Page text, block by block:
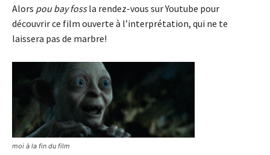
Alors pou bay fossla rendez-vous sur Youtube pour
découvrir ce film ouverte à l’interprétation, qui ne te
laissera pas de marbre!
moi à la fin du film